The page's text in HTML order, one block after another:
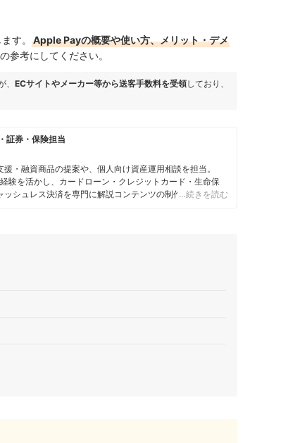
ます。
Apple Payの概要や使い方、メリット・デメ
参考にしてください。
ECサイトやメーカー等から送客手数料を受領しており、
証券・保険担当
・融資商品の提案や、個人向け資産運用相談を担当。
験を活かし、カードローン・クレジットカード・生命保
シュレス決済を専門に解説コンテンツの制作を統括す
…続きを読む